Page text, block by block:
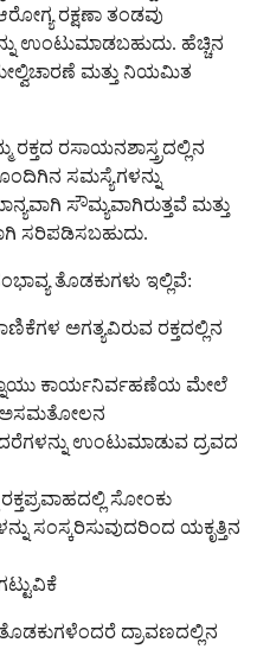
ರಕ್ಷಣಾ ತಂಡವು
ಉಂಟುಮಾಡಬಹುದು. ಹೆಚ್ಚಿನ
ಮತ್ತು ನಿಯಮಿತ
ರಕ್ತದ ರಸಾಯನಶಾಸ್ತ್ರದಲ್ಲಿನ
ಸಮಸ್ಯೆಗಳನ್ನು
ಸೌಮ್ಯವಾಗಿರುತ್ತವೆ ಮತ್ತು
ಸರಿಪಡಿಸಬಹುದು.
ತೊಡಕುಗಳು ಇಲ್ಲಿವೆ:
ಅಗತ್ಯವಿರುವ ರಕ್ತದಲ್ಲಿನ
ಕಾರ್ಯನಿರ್ವಹಣೆಯ ಮೇಲೆ
ಅಸಮತೋಲನ
ಉಂಟುಮಾಡುವ ದ್ರವದ
ಸೋಂಕು
ಸಂಸ್ಕರಿಸುವುದರಿಂದ ಯಕೃತ್ತಿನ
ದ್ರಾವಣದಲ್ಲಿನ